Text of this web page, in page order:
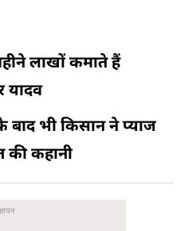
लाखों कमाते हैं
यादव
बाद भी किसान ने प्‍याज
की कहानी